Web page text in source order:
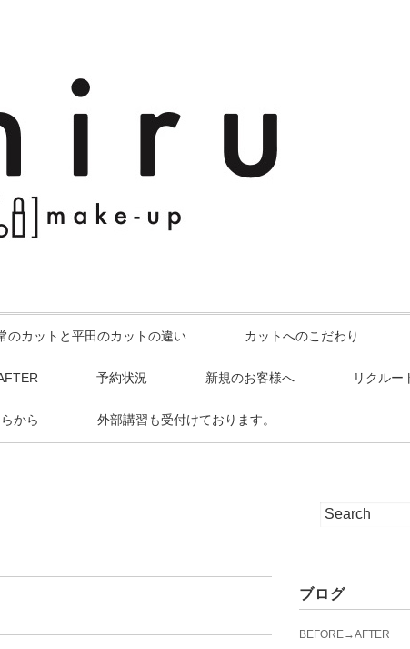
のカットと平田のカットの違い カットへのこだわり
予約状況 新規のお客様へ リクルー
から 外部講習も受付けております。
ブログ
BEFORE→AFTER